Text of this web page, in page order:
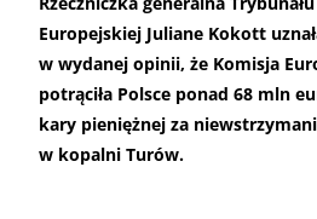
Europejskiej Juliane Kokott
w wydanej opinii, że Komisja
potrąciła Polsce ponad 68 mln
kary pieniężnej za
w kopalni Turów.